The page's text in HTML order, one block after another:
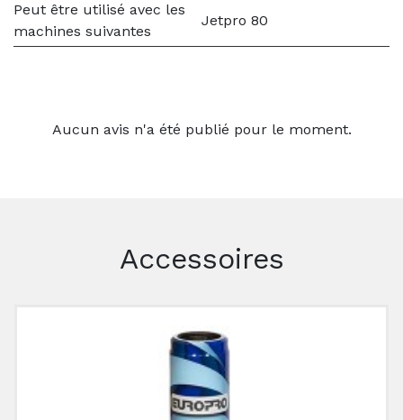
Peut être utilisé avec les
machines suivantes
Jetpro 80
Aucun avis n'a été publié pour le moment.
Accessoires